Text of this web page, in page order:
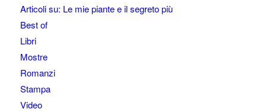
Articoli su: Le mie piante e il segreto più
Best of
Libri
Mostre
Romanzi
Stampa
Video